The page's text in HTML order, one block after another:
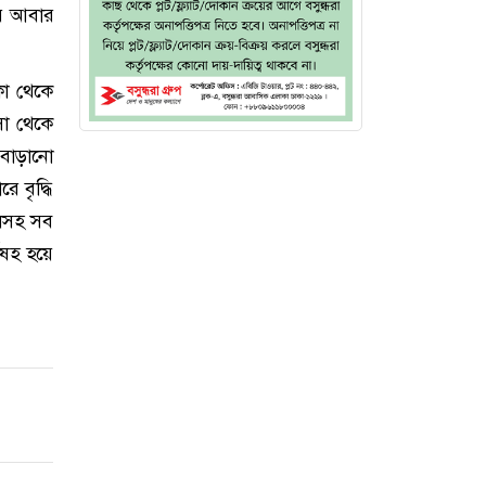
আবার
থেকে
থেকে
বৃদ্ধি
সব
হয়ে